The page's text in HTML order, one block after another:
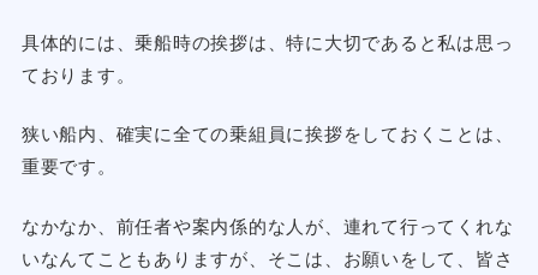
具体的には、乗船時の挨拶は、特に大切であると私は思っ
ております。
狭い船内、確実に全ての乗組員に挨拶をしておくことは、
重要です。
なかなか、前任者や案内係的な人が、連れて行ってくれな
いなんてこともありますが、そこは、お願いをして、皆さ